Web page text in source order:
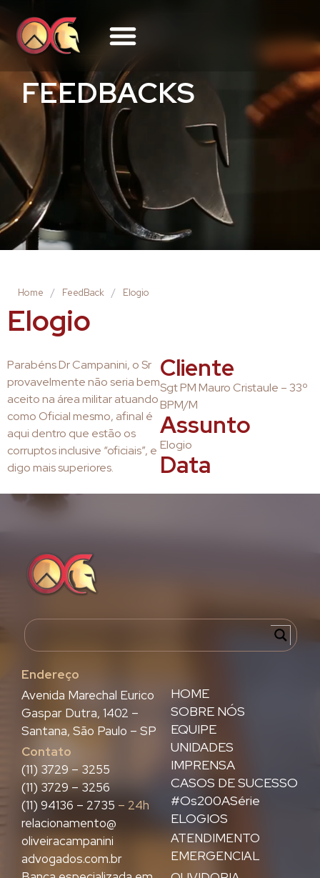
FEEDBACKS
Home / FeedBack / Elogio
Elogio
Parabéns Dr Campanini, o Sr
provavelmente não seria bem
aceito na área militar atuando
como Oficial mesmo, afinal é
aqui dentro que estão os
corruptos inclusive “oficiais”, e
digo mais superiores.
Cliente
Sgt PM Mauro Cristaule – 33º
BPM/M
Assunto
Elogio
Data
Endereço
HOME
SOBRE NÓS
EQUIPE
UNIDADES
IMPRENSA
CASOS DE SUCESSO
#Os200ASérie
ELOGIOS
ATENDIMENTO
EMERGENCIAL
Avenida Marechal Eurico
Gaspar Dutra, 1402 –
Santana, São Paulo – SP
Contato
(11) 3729 – 3255
(11) 3729 – 3256
(11) 94136 – 2735 – 24h
relacionamento@
oliveiracampanini
advogados.com.br